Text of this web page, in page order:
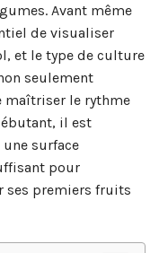
Avant même
de visualiser
et le type de culture
seulement
maîtriser le rythme
il est
surface
pour
ses premiers fruits